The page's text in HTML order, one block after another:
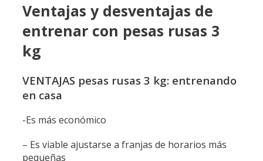
Ventajas y desventajas de
entrenar con pesas rusas 3
kg
VENTAJAS pesas rusas 3 kg: entrenando
en casa
-Es más económico
– Es viable ajustarse a franjas de horarios más
pequeñas